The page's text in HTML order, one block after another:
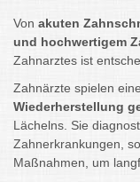
Von akuten
und hochwertigem
Zahnarztes ist
Zahnärzte spielen
Wiederherstellung
Lächelns. Sie
Zahnerkrankungen,
Maßnahmen, um